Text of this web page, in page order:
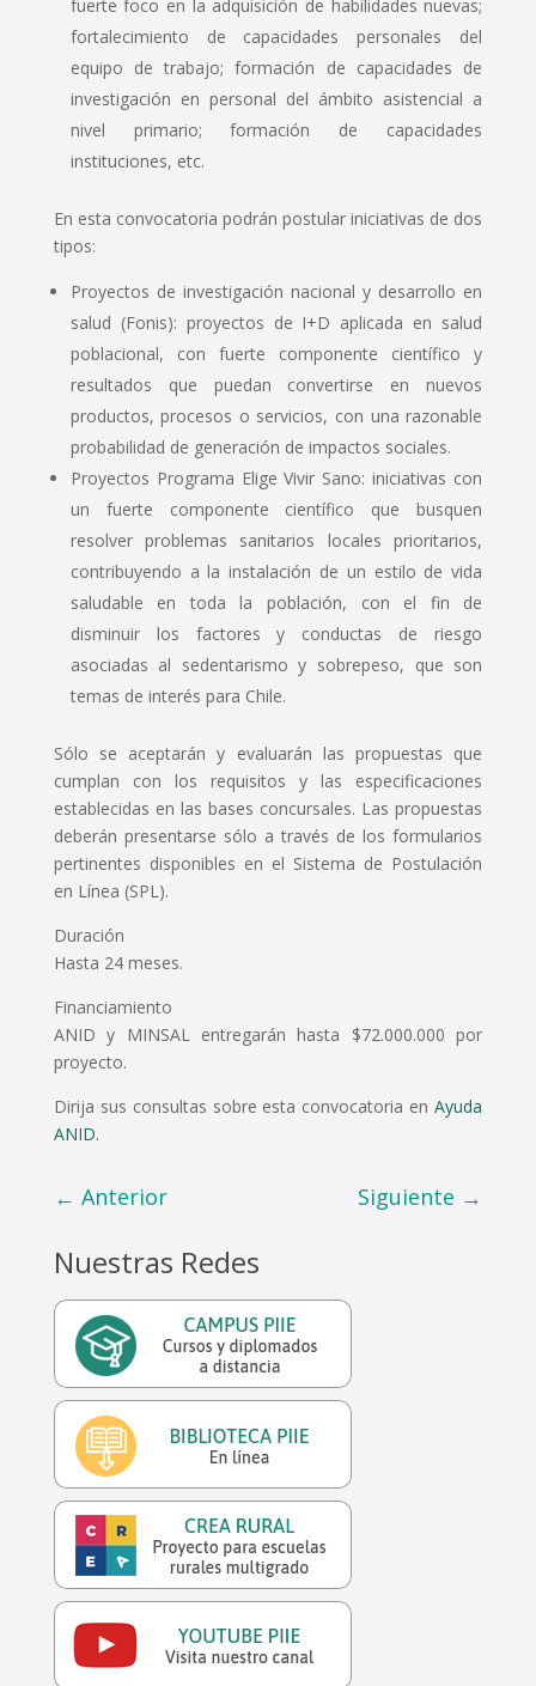
fuerte foco en la adquisición de habilidades nuevas;
fortalecimiento de capacidades personales del
equipo de trabajo; formación de capacidades de
investigación en personal del ámbito asistencial a
nivel primario; formación de capacidades
instituciones, etc.
En esta convocatoria podrán postular iniciativas de dos
tipos:
Proyectos de investigación nacional y desarrollo en
salud (Fonis): proyectos de I+D aplicada en salud
poblacional, con fuerte componente científico y
resultados que puedan convertirse en nuevos
productos, procesos o servicios, con una razonable
probabilidad de generación de impactos sociales.
Proyectos Programa Elige Vivir Sano: iniciativas con
un fuerte componente científico que busquen
resolver problemas sanitarios locales prioritarios,
contribuyendo a la instalación de un estilo de vida
saludable en toda la población, con el fin de
disminuir los factores y conductas de riesgo
asociadas al sedentarismo y sobrepeso, que son
temas de interés para Chile.
Sólo se aceptarán y evaluarán las propuestas que
cumplan con los requisitos y las especificaciones
establecidas en las bases concursales. Las propuestas
deberán presentarse sólo a través de los formularios
pertinentes disponibles en el Sistema de Postulación
en Línea (SPL).
Duración
Hasta 24 meses.
Financiamiento
ANID y MINSAL entregarán hasta $72.000.000 por
proyecto.
Dirija sus consultas sobre esta convocatoria enAyuda
ANID.
← Anterior Siguiente →
Nuestras Redes